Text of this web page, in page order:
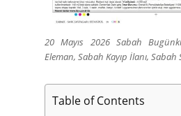
20 Mayıs 2026 Sabah
Eleman, Sabah Kayıp İlanı, Sabah
Table of Contents